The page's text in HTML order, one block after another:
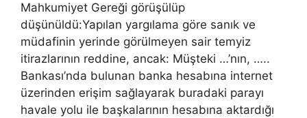
Mahkumiyet Gereği görüşülüp
düşünüldü:Yapılan yargılama göre sanık ve
müdafinin yerinde görülmeyen sair temyiz
itirazlarının reddine, ancak: Müşteki …’nın, …..
Bankası’nda bulunan banka hesabına internet
üzerinden erişim sağlayarak buradaki parayı
havale yolu ile başkalarının hesabına aktardığı